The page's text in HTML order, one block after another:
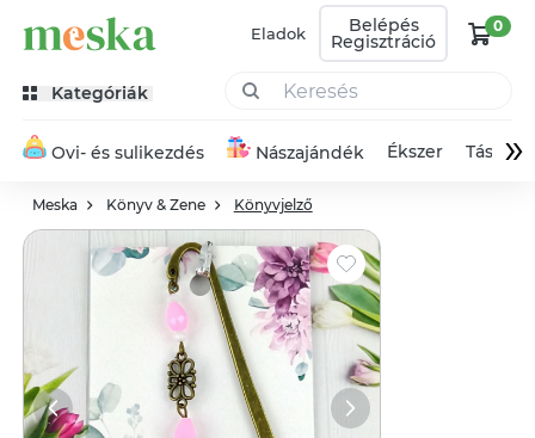
Eladok Belépés
Regisztráció
0
Kategóriák
Ovi- és sulikezdés Nászajándék Ékszer Táska»
Meska Könyv & Zene Könyvjelző